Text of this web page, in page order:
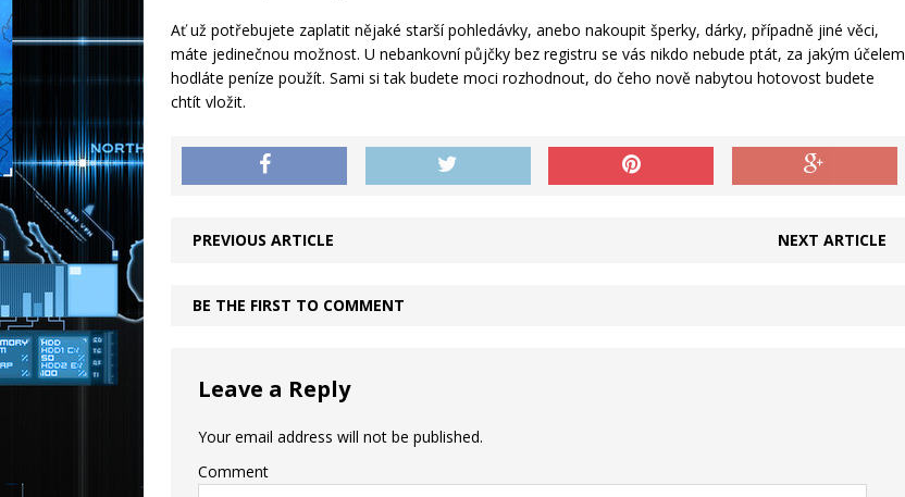
Ať už potřebujete zaplatit nějaké starší pohledávky, anebo nakoupit šperky, dárky, případně jiné věci,
máte jedinečnou možnost. U nebankovní půjčky bez registru se vás nikdo nebude ptát, za jakým účelem
hodláte peníze použít. Sami si tak budete moci rozhodnout, do čeho nově nabytou hotovost budete
chtít vložit.
PREVIOUS ARTICLE NEXT ARTICLE
BE THE FIRST TO COMMENT
Leave a Reply
Your email address will not be published.
Comment